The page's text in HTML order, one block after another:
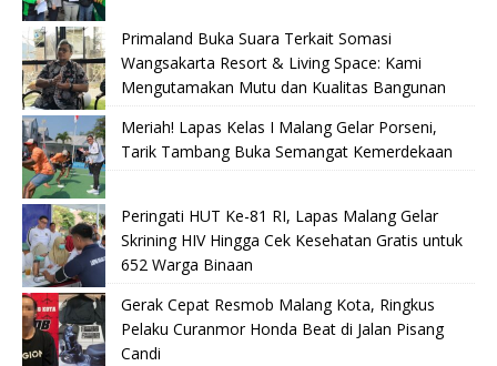
Primaland Buka Suara Terkait Somasi
Wangsakarta Resort & Living Space: Kami
Mengutamakan Mutu dan Kualitas Bangunan
Meriah! Lapas Kelas I Malang Gelar Porseni,
Tarik Tambang Buka Semangat Kemerdekaan
Peringati HUT Ke-81 RI, Lapas Malang Gelar
Skrining HIV Hingga Cek Kesehatan Gratis untuk
652 Warga Binaan
Gerak Cepat Resmob Malang Kota, Ringkus
Pelaku Curanmor Honda Beat di Jalan Pisang
Candi